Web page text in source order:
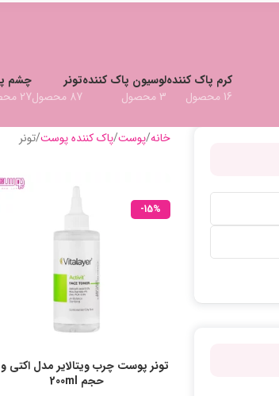
کرم پاک کننده
16 محصول
لوسیون پاک کننده
3 محصول
تونر
87 محصول
چشم
27 محصول
خانه پوست پاک کننده پوست تونر
-15%
تونر پوست چرب ویتالایر مدل اکتی
حجم 200ml